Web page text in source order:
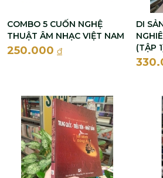
COMBO 5 CUỐN NGHỆ
THUẬT ÂM NHẠC VIỆT NAM
250.000 đ
DI
(TẬP